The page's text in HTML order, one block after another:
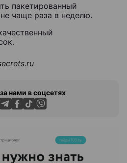
пакетированный
чаще раза в неделю.
нами в соцсетях